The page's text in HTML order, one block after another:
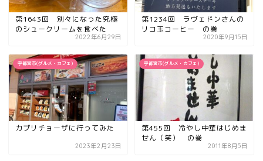
第1643回 別々になった究極
のシュークリームを食べた
2022年6月29日
第1234回 ラヴェドンさんの
リコ玉コーヒー の巻
2020年9月15日
宇都宮市(グルメ・カフェ)
カプリチョーザに行ってみた
2023年2月23日
宇都宮市(グルメ・カフェ)
第455回 冷やし中華はじめま
せん（笑） の巻
2011年8月5日